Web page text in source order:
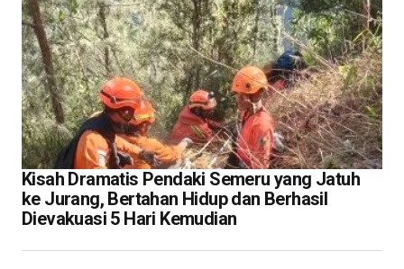
Kisah Dramatis Pendaki Semeru yang Jatuh
ke Jurang, Bertahan Hidup dan Berhasil
Dievakuasi 5 Hari Kemudian